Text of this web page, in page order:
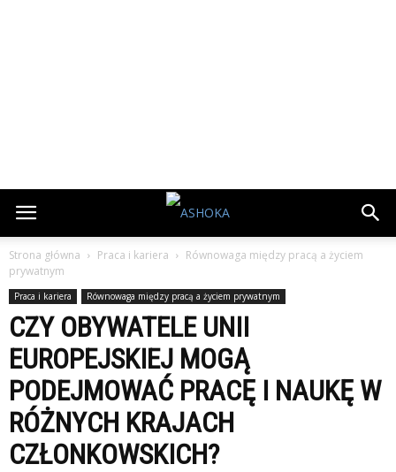
Strona główna Praca i kariera
Równowaga między pracą a życiem
prywatnym
Praca i kariera Równowaga między pracą a życiem prywatnym
CZY OBYWATELE UNII
EUROPEJSKIEJ MOGĄ
PODEJMOWAĆ PRACĘ I NAUKĘ W
RÓŻNYCH KRAJACH
CZŁONKOWSKICH?